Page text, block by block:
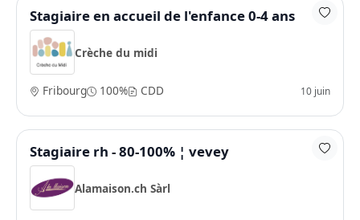
Stagiaire en accueil de l'enfance 0-4 ans
Crèche du midi
Fribourg 100% CDD 10 juin
Stagiaire rh - 80-100% ¦ vevey
Alamaison.ch Sàrl